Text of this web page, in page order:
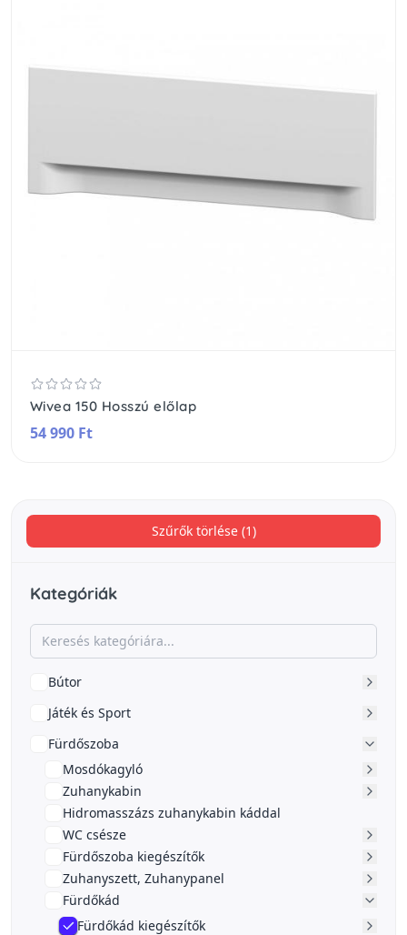
Szűrők törlése (1)
Kategóriák
Bútor
Játék és Sport
Fürdőszoba
Mosdókagyló
Zuhanykabin
Hidromasszázs zuhanykabin káddal
WC csésze
Fürdőszoba kiegészítők
Zuhanyszett, Zuhanypanel
Fürdőkád
Fürdőkád kiegészítők
Wivea 150 Hosszú előlap
54 990 Ft